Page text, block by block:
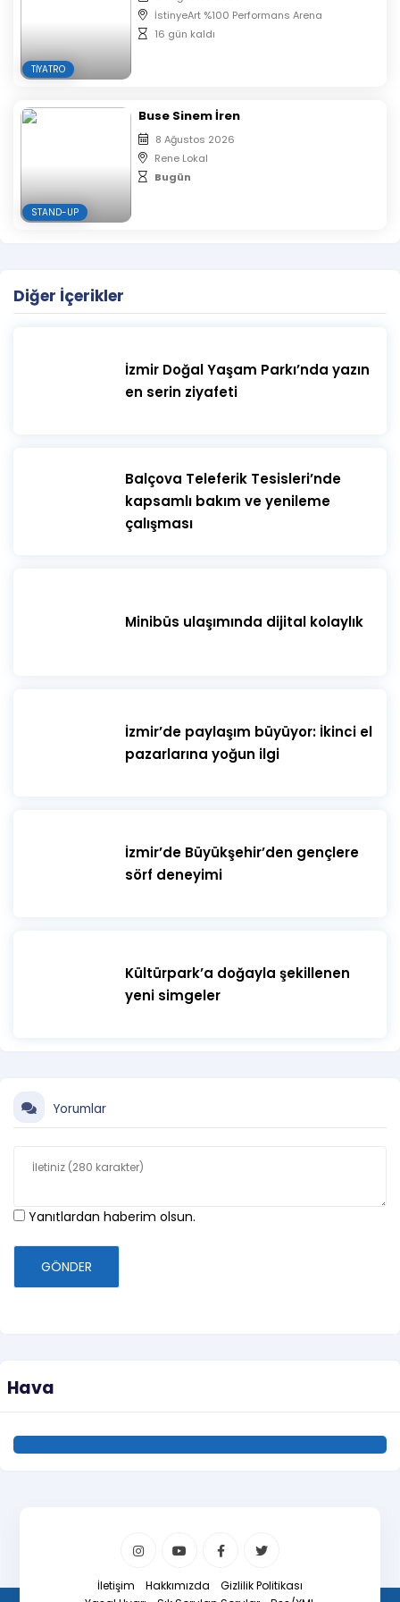
zorunludur. Etkinlik boyunca belirlenen koltuklarda
oturulması gerekmektedir.
TIYATRO
İstinyeArt %100 Performans Arena
16 gün kaldı
STAND-UP
Buse Sinem İren
8 Ağustos 2026
Rene Lokal
Bugün
Diğer İçerikler
İzmir Doğal Yaşam Parkı’nda yazın
en serin ziyafeti
​Balçova Teleferik Tesisleri’nde
kapsamlı bakım ve yenileme
çalışması
Minibüs ulaşımında dijital kolaylık
İzmir’de paylaşım büyüyor: İkinci el
pazarlarına yoğun ilgi
İzmir’de Büyükşehir’den gençlere
sörf deneyimi
Kültürpark’a doğayla şekillenen
yeni simgeler
Yorumlar
Yanıtlardan haberim olsun.
GÖNDER
Hava
İletişim Hakkımızda
Gizlilik Politikası